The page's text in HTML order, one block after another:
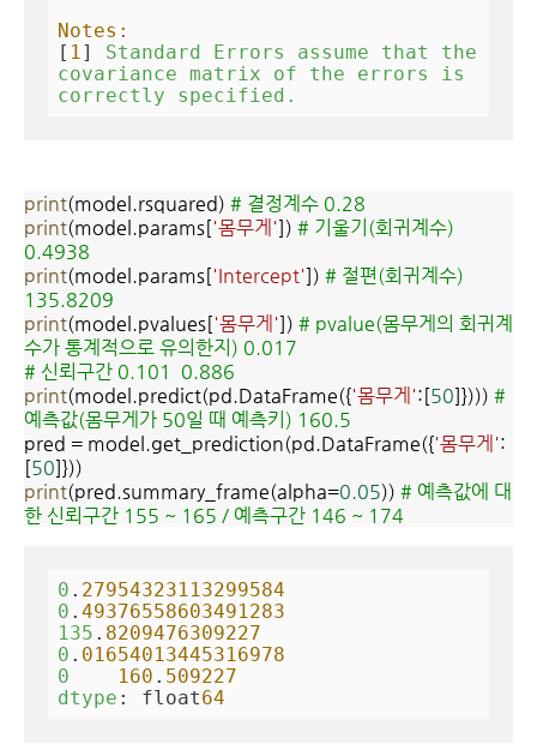
Notes:
[ 1] Standard Errors assume that
the
covariance matrix of the errors
is
correctly
specified.
print(model.rsquared) # 결정계수 0.28
print(model.params['몸무게']) # 기울기(회귀계수)
0.4938
print(model.params['Intercept']) # 절편(회귀계수)
135.8209
print(model.pvalues['몸무게']) # pvalue(몸무게의 회귀계
수가 통계적으로 유의한지) 0.017
# 신뢰구간 0.101 0.886
print(model.predict(pd.DataFrame({'몸무게':[50]}))) #
예측값(몸무게가 50일 때 예측키) 160.5
pred = model.get_prediction(pd.DataFrame({'몸무게':
[50]}))
print(pred.summary_frame(alpha=0.05)) # 예측값에 대
한 신뢰구간 155 ~ 165 / 예측구간 146 ~ 174
0 . 27954323113299584
0 . 49376558603491283
135 . 8209476309227
0 . 01654013445316978
0
160 . 509227
dtype : float64